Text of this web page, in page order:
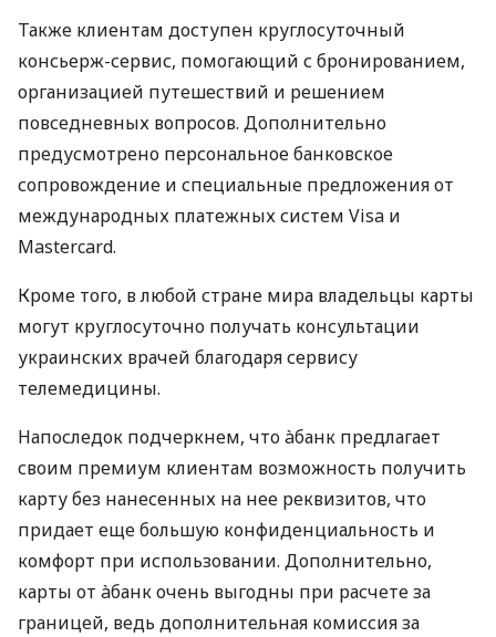
Также клиентам доступен круглосуточный
консьерж-сервис, помогающий с бронированием,
организацией путешествий и решением
повседневных вопросов. Дополнительно
предусмотрено персональное банковское
сопровождение и специальные предложения от
международных платежных систем Visa и
Mastercard.
Кроме того, в любой стране мира владельцы карты
могут круглосуточно получать консультации
украинских врачей благодаря сервису
телемедицины.
Напоследок подчеркнем, что àбанк предлагает
своим премиум клиентам возможность получить
карту без нанесенных на нее реквизитов, что
придает еще большую конфиденциальность и
комфорт при использовании. Дополнительно,
карты от àбанк очень выгодны при расчете за
границей, ведь дополнительная комиссия за